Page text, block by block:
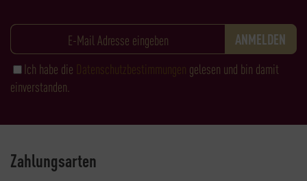
Ich habe die Datenschutzbestimmungen gelesen und bin damit
einverstanden.
Zahlungsarten